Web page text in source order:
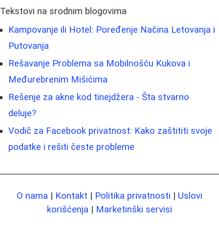
Tekstovi na srodnim blogovima
Kampovanje ili Hotel: Poređenje Načina Letovanja i
Putovanja
Rešavanje Problema sa Mobilnošću Kukova i
Međurebrenim Mišićima
Rešenje za akne kod tinejdžera - Šta stvarno
deluje?
Vodič za Facebook privatnost: Kako zaštititi svoje
podatke i rešiti česte probleme
O nama | Kontakt | Politika privatnosti | Uslovi
korišćenja | Marketinški servisi